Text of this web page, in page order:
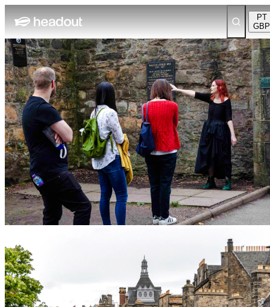
PT
GBP